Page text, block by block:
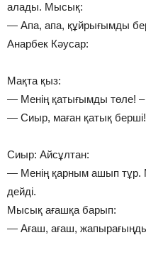
алады. Мысық:
— Апа, апа, құйрығымды
Анарбек Кәусар:
Мақта қыз:
— Менің қатығымды төле!
— Сиыр, маған қатық берші!
Сиыр: Айсұлтан:
— Менің қарным ашып тұр.
дейді.
Мысық ағашқа барып:
— Ағаш, ағаш, жапырағыңды